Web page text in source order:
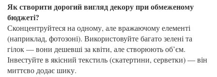
Як створити дорогий вигляд декору при обмеженому
бюджеті?
Сконцентруйтеся на одному, але вражаючому елементі
(наприклад, фотозоні). Використовуйте багато зелені та
гілок — вони дешевші за квіти, але створюють об’єм.
Інвестуйте в якісний текстиль (скатертини, серветки) — він
миттєво додає шику.